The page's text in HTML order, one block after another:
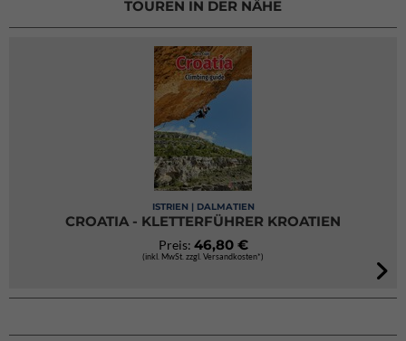
TOUREN IN DER NÄHE
ISTRIEN | DALMATIEN
CROATIA - KLETTERFÜHRER KROATIEN
Preis: 46,80 €
(inkl. MwSt. zzgl. Versandkosten*)